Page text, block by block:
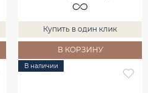
Купить в один клик
В КОРЗИНУ
В наличии